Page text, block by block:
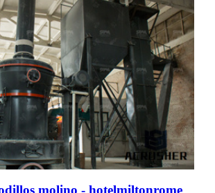
molino - hotelmiltonrome